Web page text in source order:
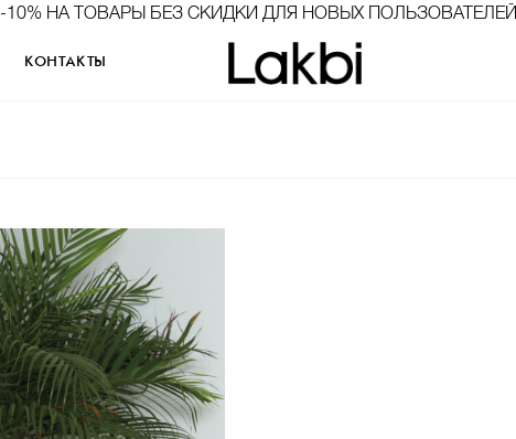
-10% НА ТОВАРЫ БЕЗ СКИДКИ ДЛЯ НОВЫХ ПОЛЬЗОВАТЕЛЕЙ
КОНТАКТЫ